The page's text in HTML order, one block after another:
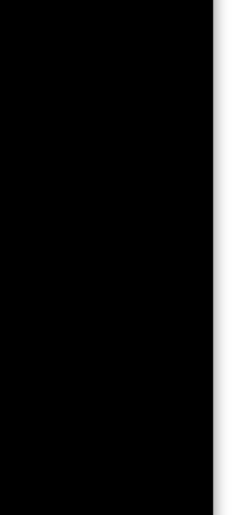
такси в Дубно
такси в Дунаевцах
такси в Жашкове
такси в Жёлтых водах
такси в Жидачове
такси в Житомире
такси в Жмеринке
такси в Жолкве
такси в Запорожье
такси в Збараже
такси в Звенигородке
такси в Здолбунове
такси в Змиёве
такси в Знаменке
такси в Золотоноше
такси в Золочеве